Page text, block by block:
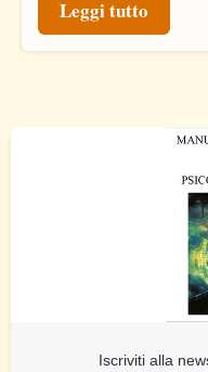
Iscriviti alla
Leggi tutto